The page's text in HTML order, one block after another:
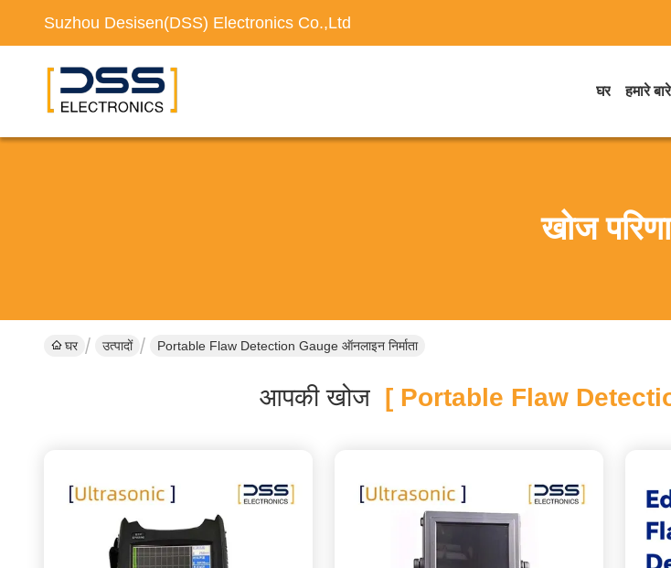
Suzhou Desisen(DSS) Electronics Co.,Ltd
घर हमारे
खोज
घर उत्पादों Portable Flaw Detection Gauge ऑनलाइन निर्माता
आपकी खोज [ Portable Flaw